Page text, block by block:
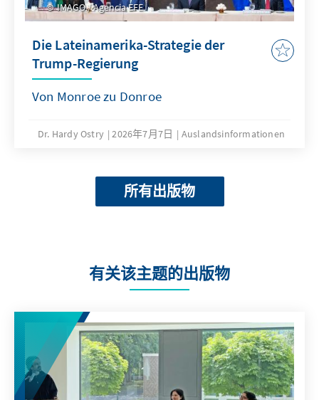
IMAGO / Agencia EFE
Die Lateinamerika-Strategie der
Trump-Regierung
Von Monroe zu Donroe
Dr. Hardy Ostry 2026年7月7日 Auslandsinformationen
所有出版物
有关该主题的出版物